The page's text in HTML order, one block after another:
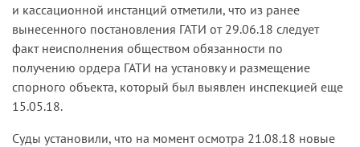
и кассационной инстанций отметили, что из ранее
вынесенного постановления ГАТИ от 29.06.18 следует
факт неисполнения обществом обязанности по
получению ордера ГАТИ на установку и размещение
спорного объекта, который был выявлен инспекцией еще
15.05.18.
Суды установили, что на момент осмотра 21.08.18 новые